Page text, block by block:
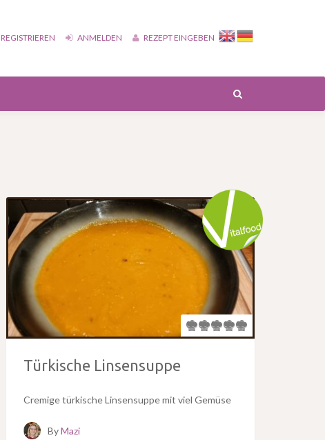
REGISTRIEREN ANMELDEN REZEPT EINGEBEN
Türkische Linsensuppe
Cremige türkische Linsensuppe mit viel Gemüse
ByMazi